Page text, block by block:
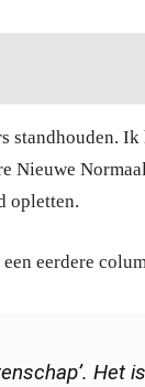
standhouden. Ik
Nieuwe
opletten.
eerdere
Het